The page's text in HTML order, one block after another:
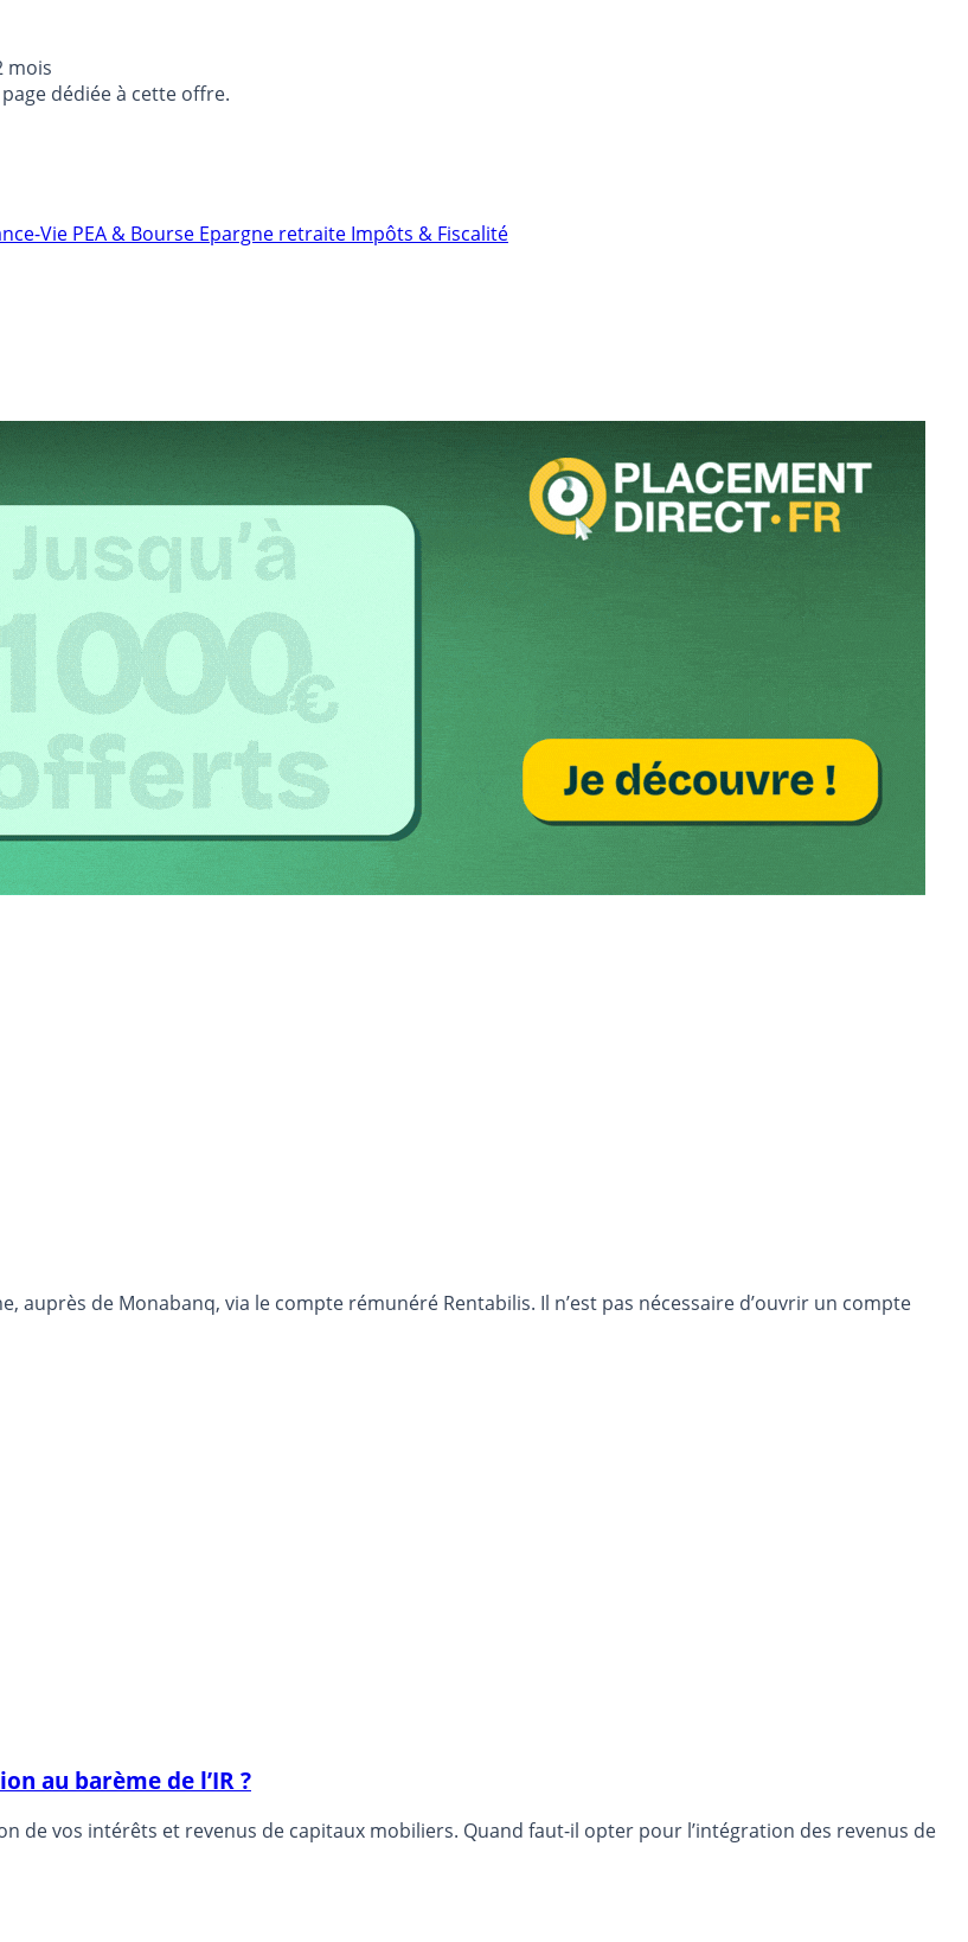
mois
dédiée à cette offre.
Vie PEA & Bourse Epargne retraite Impôts & Fiscalité
de Monabanq, via le compte rémunéré Rentabilis. Il n’est pas nécessaire d’ouvrir un compte
au barème de l’IR ?
de vos intérêts et revenus de capitaux mobiliers. Quand faut-il opter pour l’intégration des revenus de